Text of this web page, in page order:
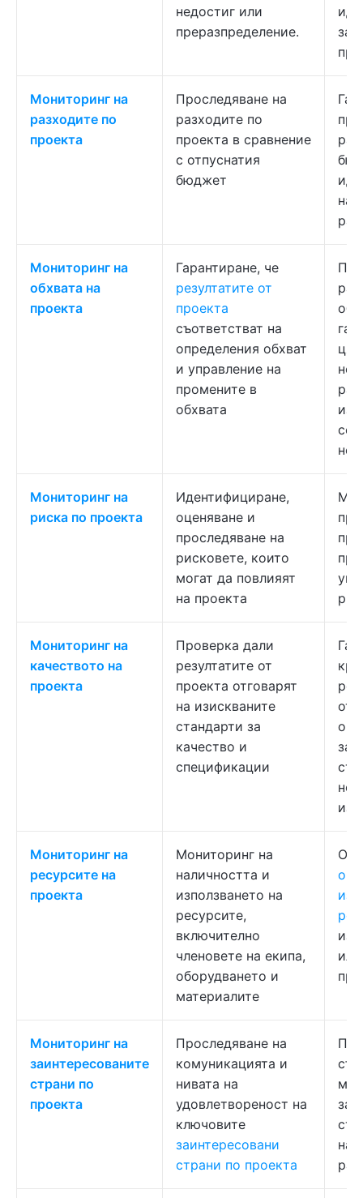
недостиг или
преразпределение.
Мониторинг на
разходите по
проекта
Проследяване на
разходите по
проекта в сравнение
с отпуснатия
бюджет
Мониторинг на
обхвата на
проекта
Гарантиране, че
резултатите от
проекта
съответстват на
определения обхват
и управление на
промените в
обхвата
се
Мониторинг на
риска по проекта
Идентифициране,
оценяване и
проследяване на
рисковете, които
могат да повлияят
на проекта
Мониторинг на
качеството на
проекта
Проверка дали
резултатите от
проекта отговарят
на изискваните
стандарти за
качество и
спецификации
Мониторинг на
ресурсите на
проекта
Мониторинг на
наличността и
използването на
ресурсите,
включително
членовете на екипа,
оборудването и
материалите
или
Мониторинг на
заинтересованите
страни по
проекта
Проследяване на
комуникацията и
нивата на
удовлетвореност на
ключовите
заинтересовани
страни по проекта
на